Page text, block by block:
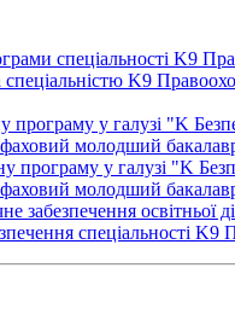
спеціальності K9
спеціальністю K9
програму у галузі "K
молодший
програму у галузі "K
молодший
забезпечення освітньої
спеціальності K9